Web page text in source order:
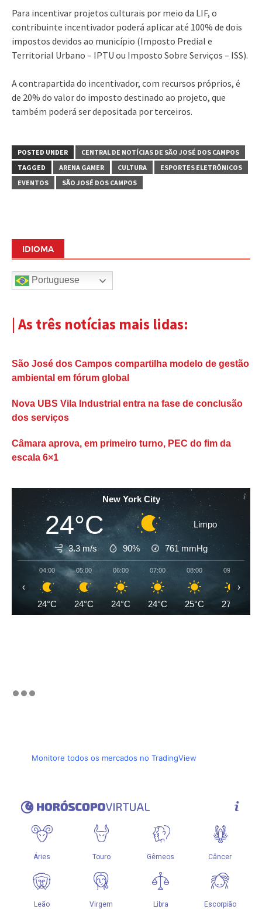
Para incentivar projetos culturais por meio da LIF, o
contribuinte incentivador poderá aplicar até 100% de dois
impostos devidos ao município (Imposto Predial e
Territorial Urbano – IPTU ou Imposto Sobre Serviços – ISS).
A contrapartida do incentivador, com recursos próprios, é
de 20% do valor do imposto destinado ao projeto, que
também poderá ser depositada por terceiros.
POSTED UNDER
CENTRAL DE NOTÍCIAS DE SÃO JOSÉ DOS CAMPOS
TAGGED
ARENA GAMER CULTURA
ESPORTES ELETRÔNICOS
EVENTOS
SÃO JOSÉ DOS CAMPOS
IDIOMA
Portuguese
| As três notícias mais lidas:
São José dos Campos compartilha modelo de gestão
ambiental em fórum global
Nova UBS Vila Industrial entra na fase de conclusão
dos serviços
Câmara aprova, em primeiro turno, PEC do fim da
escala 6×1
New York City
24°C Limpo
3.3 m/s 90% 761 mmHg
04:00
24°C
05:00
24°C
06:00
24°C
07:00
24°C
08:00
25°C
09:00
27°C
‹ ›
Monitore todos os mercados no TradingView